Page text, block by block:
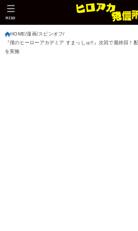
MENU
HOME 漫画 スピンオフ
『僕のヒーローアカデミア すまっしゅ!!』次回で最終回！
を実施